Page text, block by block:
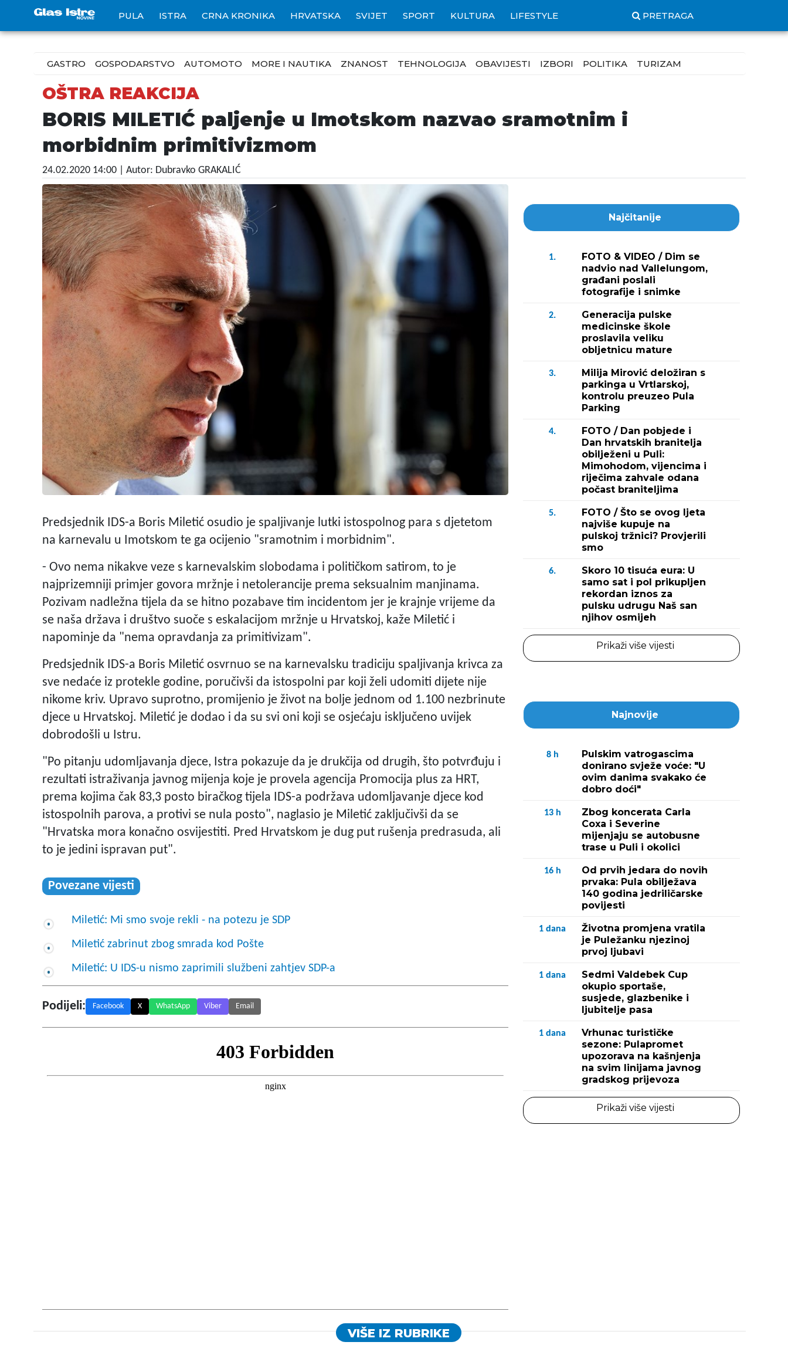
PULA ISTRA CRNA KRONIKA HRVATSKA SVIJET SPORT KULTURA LIFESTYLE PRETRAGA
GASTRO GOSPODARSTVO AUTOMOTO MORE I NAUTIKA ZNANOST TEHNOLOGIJA OBAVIJESTI IZBORI POLITIKA TURIZAM
OŠTRA REAKCIJA
BORIS MILETIĆ paljenje u Imotskom nazvao sramotnim i
morbidnim primitivizmom
24.02.2020 14:00 | Autor: Dubravko GRAKALIĆ
Predsjednik IDS-a Boris Miletić osudio je spaljivanje lutki istospolnog para s djetetom
na karnevalu u Imotskom te ga ocijenio "sramotnim i morbidnim".
- Ovo nema nikakve veze s karnevalskim slobodama i političkom satirom, to je
najprizemniji primjer govora mržnje i netolerancije prema seksualnim manjinama.
Pozivam nadležna tijela da se hitno pozabave tim incidentom jer je krajnje vrijeme da
se naša država i društvo suoče s eskalacijom mržnje u Hrvatskoj, kaže Miletić i
napominje da "nema opravdanja za primitivizam".
Predsjednik IDS-a Boris Miletić osvrnuo se na karnevalsku tradiciju spaljivanja krivca za
sve nedaće iz protekle godine, poručivši da istospolni par koji želi udomiti dijete nije
nikome kriv. Upravo suprotno, promijenio je život na bolje jednom od 1.100 nezbrinute
djece u Hrvatskoj. Miletić je dodao i da su svi oni koji se osjećaju isključeno uvijek
dobrodošli u Istru.
"Po pitanju udomljavanja djece, Istra pokazuje da je drukčija od drugih, što potvrđuju i
rezultati istraživanja javnog mijenja koje je provela agencija Promocija plus za HRT,
prema kojima čak 83,3 posto biračkog tijela IDS-a podržava udomljavanje djece kod
istospolnih parova, a protivi se nula posto", naglasio je Miletić zaključivši da se
"Hrvatska mora konačno osvijestiti. Pred Hrvatskom je dug put rušenja predrasuda, ali
to je jedini ispravan put".
Povezane vijesti
Miletić: Mi smo svoje rekli - na potezu je SDP
Miletić zabrinut zbog smrada kod Pošte
Miletić: U IDS-u nismo zaprimili službeni zahtjev SDP-a
Podijeli: Facebook X WhatsApp Viber Email
Najčitanije
1.
FOTO & VIDEO / Dim se
nadvio nad Vallelungom,
građani poslali
fotografije i snimke
2.
Generacija pulske
medicinske škole
proslavila veliku
obljetnicu mature
3.
Milija Mirović deložiran s
parkinga u Vrtlarskoj,
kontrolu preuzeo Pula
Parking
4.
FOTO / Dan pobjede i
Dan hrvatskih branitelja
obilježeni u Puli:
Mimohodom, vijencima i
riječima zahvale odana
počast braniteljima
5.
FOTO / Što se ovog ljeta
najviše kupuje na
pulskoj tržnici? Provjerili
smo
6.
Skoro 10 tisuća eura: U
samo sat i pol prikupljen
rekordan iznos za
pulsku udrugu Naš san
njihov osmijeh
Prikaži više vijesti
Najnovije
8 h
Pulskim vatrogascima
donirano svježe voće: "U
ovim danima svakako će
dobro doći"
13 h
Zbog koncerata Carla
Coxa i Severine
mijenjaju se autobusne
trase u Puli i okolici
16 h
Od prvih jedara do novih
prvaka: Pula obilježava
140 godina jedriličarske
povijesti
1 dana
Životna promjena vratila
je Puležanku njezinoj
prvoj ljubavi
1 dana
Sedmi Valdebek Cup
okupio sportaše,
susjede, glazbenike i
ljubitelje pasa
1 dana
Vrhunac turističke
sezone: Pulapromet
upozorava na kašnjenja
na svim linijama javnog
gradskog prijevoza
Prikaži više vijesti
VIŠE IZ RUBRIKE